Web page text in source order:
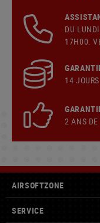
DU
17H00.
14
2 ANS
AIRSOFTZONE
SERVICE